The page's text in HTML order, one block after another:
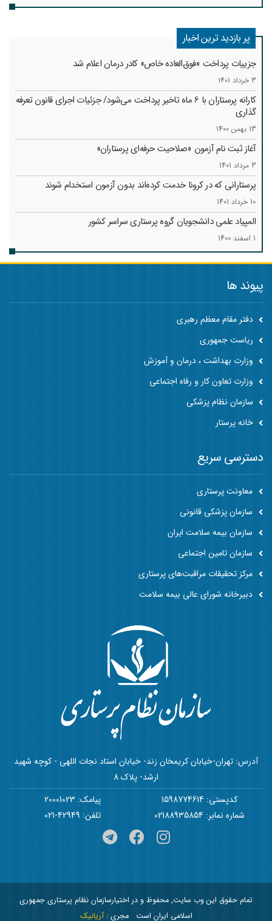
پر بازدید ترین اخبار
جزییات پرداخت «فوق‌العاده خاص» کادر درمان اعلام شد
3 خرداد 1401
کارانه‌ پرستاران با 6 ماه تاخیر پرداخت می‌شود/ جزئیات اجرای قانون تعرفه
گذاری
13 بهمن 1400
آغاز ثبت نام آزمون «صلاحیت حرفه‌ای پرستاران»
3 مرداد 1401
پرستارانی که در کرونا خدمت کرد‌ه‌اند بدون آزمون استخدام شوند
10 خرداد 1401
المپیاد علمی دانشجویان گروه پرستاری سراسر کشور
1 اسفند 1400
پیوند ها
دفتر مقام معظم رهبری
ریاست جمهوری
وزارت بهداشت ، درمان و آموزش
وزارت تعاون کار و رفاه اجتماعی
سازمان نظام پزشکی
خانه پرستار
آدرس: تهران-خیابان کریمخان زند- خیابان استاد نجات اللهی - کوچه شهید
ارشد- پلاک 8
کدپستی: 1598774614
پیامک: 20001023
شماره نمابر: 02188935854
تلفن: 42949-021
دسترسی سریع
معاونت پرستاری
سازمان پزشکی قانونی
سازمان بیمه سلامت ایران
سازمان تامین اجتماعی
مرکز تحقیقات مراقبت‌های پرستاری
دبیرخانه شورای عالی بیمه سلامت
تمام حقوق این وب سایت, محفوظ و در اختیارسازمان نظام پرستاری جمهوری
اسلامی ایران است
مجری :آریانیک